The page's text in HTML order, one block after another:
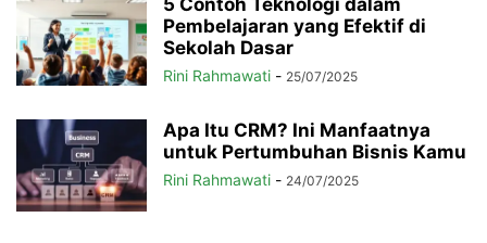
5 Contoh Teknologi dalam
Pembelajaran yang Efektif di
Sekolah Dasar
Rini Rahmawati - 25/07/2025
Apa Itu CRM? Ini Manfaatnya
untuk Pertumbuhan Bisnis Kamu
Rini Rahmawati - 24/07/2025